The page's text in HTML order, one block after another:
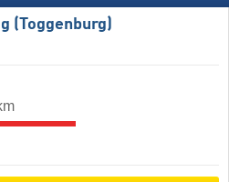
(Toggenburg)